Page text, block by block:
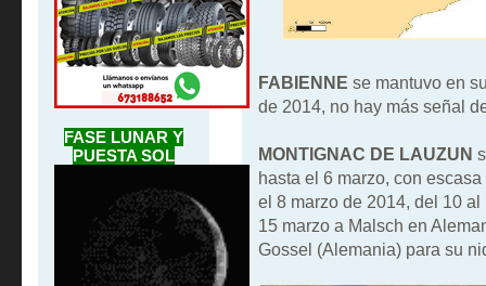
FASE LUNAR Y
PUESTA SOL
FABIENNE se mantuvo en
de 2014, no hay más señal
MONTIGNAC DE LAUZUN
hasta el 6 marzo, con
el 8 marzo de 2014, del 10
15 marzo a Malsch en
Gossel (Alemania) para su